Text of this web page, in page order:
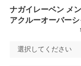
ナガイレーベン メ
アクルーオーバーシ